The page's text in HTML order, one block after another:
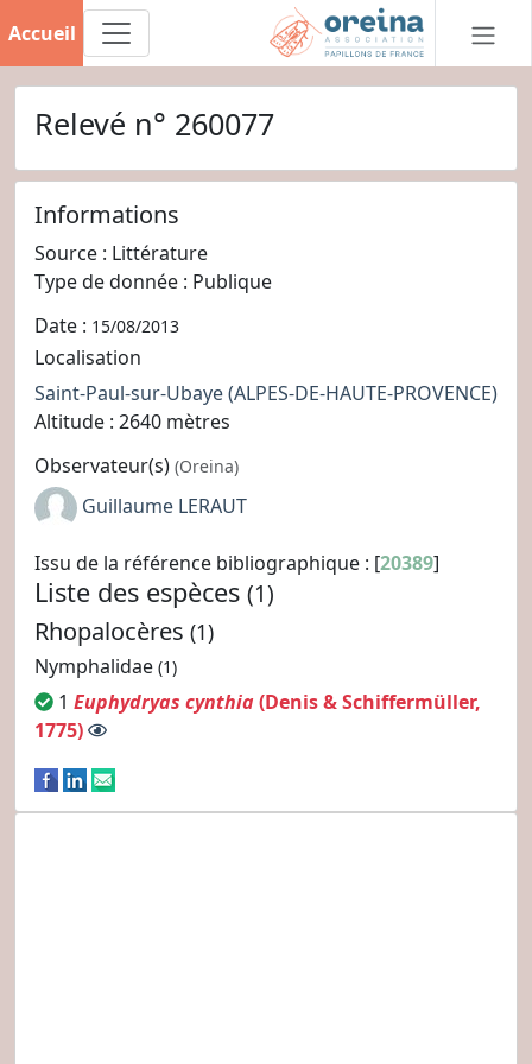
Accueil
Relevé n° 260077
Informations
Source : Littérature
Type de donnée : Publique
Date : 15/08/2013
Localisation
Saint-Paul-sur-Ubaye(ALPES-DE-HAUTE-PROVENCE)
Altitude : 2640 mètres
Observateur(s) (Oreina)
Guillaume LERAUT
Issu de la référence bibliographique : [20389]
Liste des espèces (1)
Rhopalocères (1)
Nymphalidae (1)
1 Euphydryas cynthia(Denis & Schiffermüller,
1775)